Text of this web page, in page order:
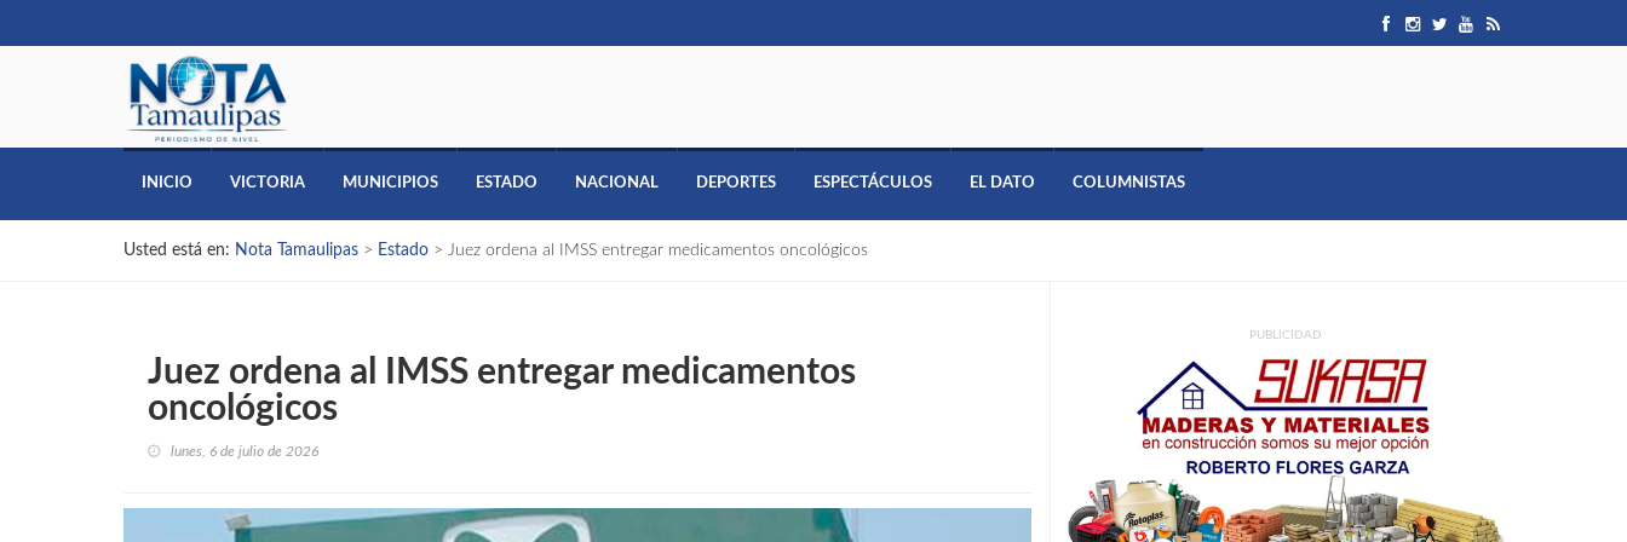
INICIO VICTORIA MUNICIPIOS ESTADO NACIONAL DEPORTES ESPECTÁCULOS EL DATO COLUMNISTAS
Usted está en: Nota Tamaulipas > Estado > Juez ordena al IMSS entregar medicamentos oncológicos
Juez ordena al IMSS entregar medicamentos
oncológicos
lunes, 6 de julio de 2026
PUBLICIDAD